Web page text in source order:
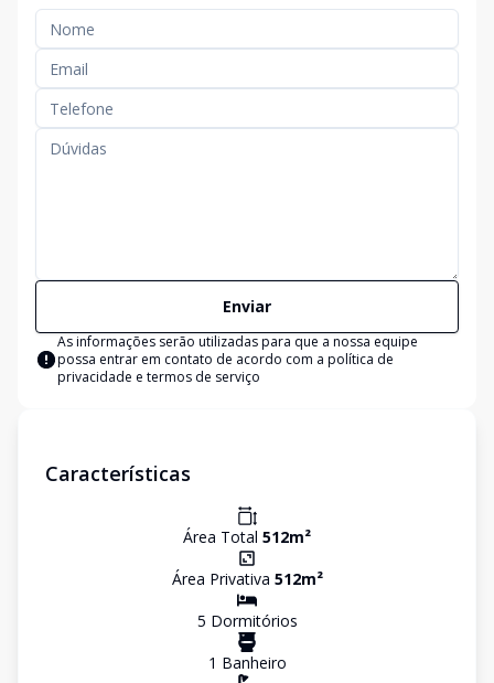
Enviar
As informações serão utilizadas para que a nossa equipe
possa entrar em contato de acordo com a política de
privacidade e termos de serviço
Características
Área Total 512m²
Área Privativa 512m²
5 Dormitórios
1 Banheiro